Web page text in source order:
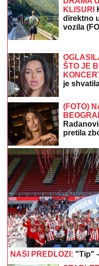
DNEVNI HOROSKOP
stiže novac, Devica
Ribe rešavaju
OVAJ
JOSada
školovala
problem
NAŠA
detalje o
svi